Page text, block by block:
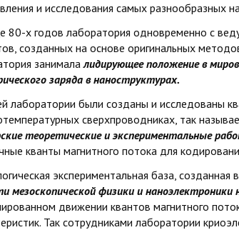
и исследования самых разнообразных
80-х годов лаборатория одновременно с
созданных на основе оригинальных
занималалидирующее положение в
заряда в наноструктурах.
лаборатории были созданы и исследованы
сверхпроводниках, так
теоретические и экспериментальные
кванты магнитного потока для
экспериментальная база,
мезоскопической физики и наноэлектроники
движении квантов магнитного
Так сотрудниками лаборатории